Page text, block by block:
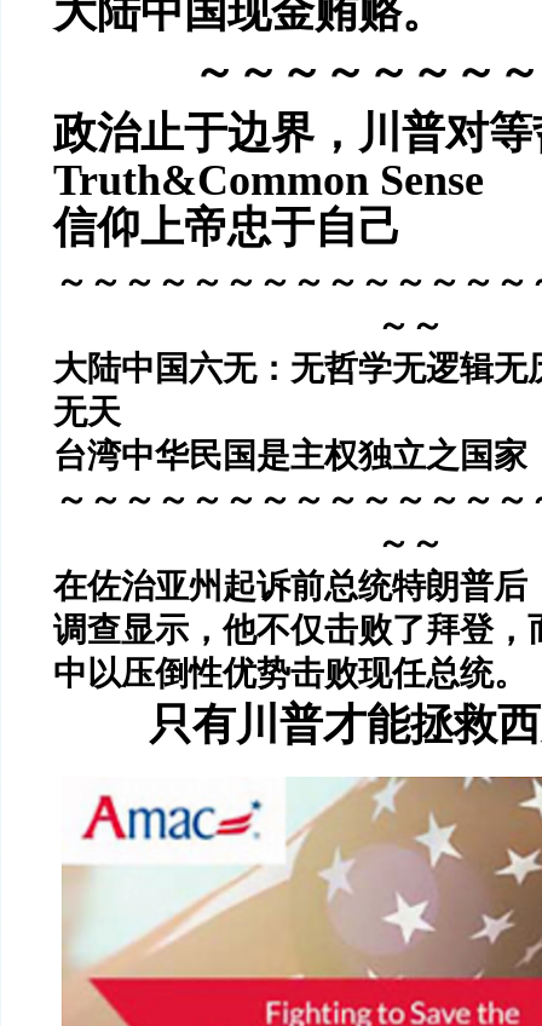
大陆中国现金贿赂。
～～～～～～～
政治止于边界， 川普对
Truth&Common Sense
信仰上帝忠于自己
～～～～～～～～～～～～～
～～
大陆中国六无：无哲学无逻辑无
无天
台湾中华民国是主权独立之国家
～～～～～～～～～～～～～
～～
在佐治亚州起诉前总统特朗普后
调查显示，他不仅击败了拜登，
中以压倒性优势击败现任总统。
只有川普才能拯救